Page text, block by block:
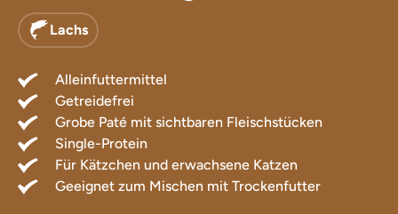
Lachs
Alleinfuttermittel
Getreidefrei
Grobe Paté mit sichtbaren Fleischstücken
Single-Protein
Für Kätzchen und erwachsene Katzen
Geeignet zum Mischen mit Trockenfutter